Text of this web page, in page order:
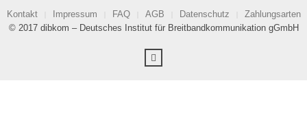
Kontakt Impressum FAQ AGB Datenschutz
Zahlungsarten
© 2017 dibkom – Deutsches Institut für Breitbandkommunikation gGmbH